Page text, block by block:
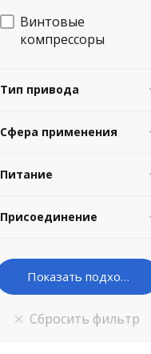
Винтовые
компрессоры
Тип привода
Сфера применения
Питание
Присоединение